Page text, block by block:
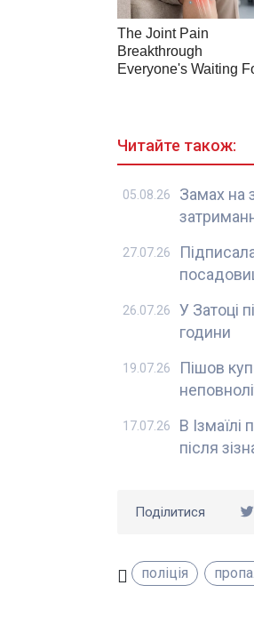
Читайте також:
Замах на
05.08.26
27.07.26
У Затоці
години
26.07.26
Пішов
19.07.26
В Ізмаїлі
після
17.07.26
Поділитися
поліція